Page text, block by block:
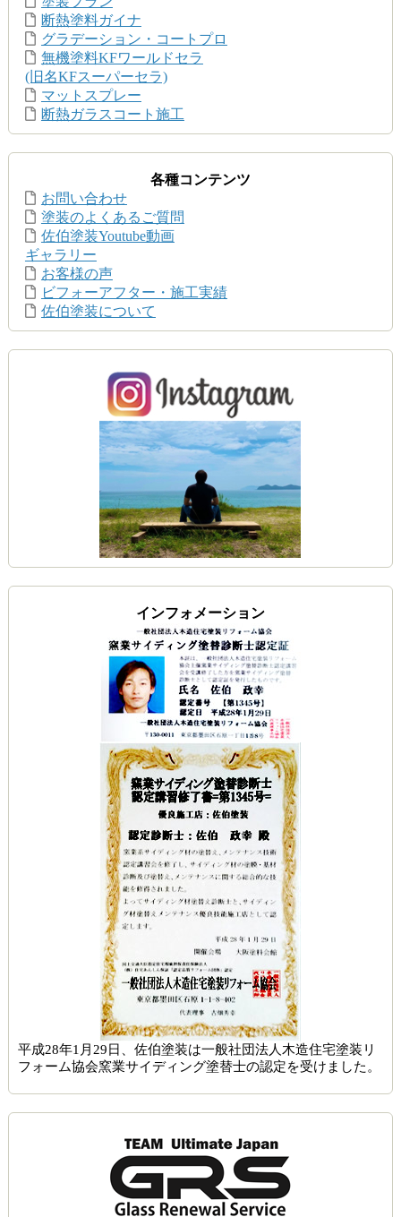
断熱塗料ガイナ
グラデーション・コートプロ
無機塗料KFワールドセラ
(旧名KFスーパーセラ)
マットスプレー
断熱ガラスコート施工
各種コンテンツ
お問い合わせ
塗装のよくあるご質問
佐伯塗装Youtube動画
ギャラリー
お客様の声
ビフォーアフター・施工実績
佐伯塗装について
インフォメーション
平成28年1月29日、佐伯塗装は一般社団法人木造住宅塗装リ
フォーム協会窯業サイディング塗替士の認定を受けました。